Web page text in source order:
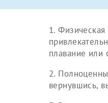
1. Физическая
плавание или
2.
вернувшись,